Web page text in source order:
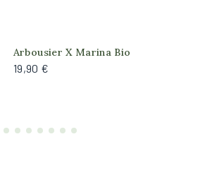
Produit actuellement indisponible
Arbousier X Marina Bio
19,90 €